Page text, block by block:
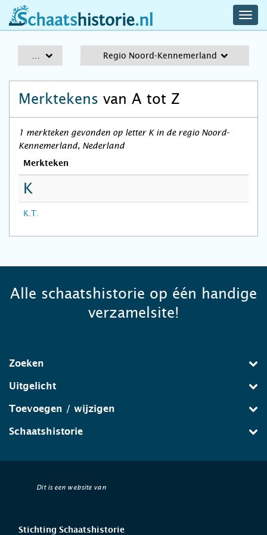
schaatshistorie.nl
Regio Noord-Kennemerland
Merktekens van A tot Z
1 merkteken gevonden op letter K in de regio Noord-
Kennemerland, Nederland
Merkteken
K
K.T.
Alle schaatshistorie op één handige
verzamelsite!
Zoeken
Uitgelicht
Toevoegen / wijzigen
Schaatshistorie
Dit is een website van
Stichting Schaatshistorie